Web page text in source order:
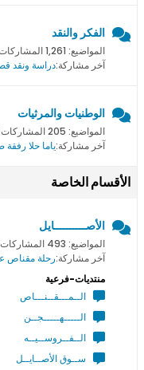
الفكر والنقد
المواضيع: 1,261 المشاركات: 16,324
آخر مشاركة:دراسة ونقد
الوطنيات والمرثيات
المواضيع: 205 المشاركات: 1,552
آخر مشاركة:ياما حلا
الأقسام الخاصة
الأصــــــــــايل
المواضيع: 493 المشاركات: 4,160
آخر مشاركة:رحلة مقناص
منتديات-فرعية
الــمـــقــنـــاص
الـــــهـــــجــن
الــفــروســيــه
ســوق الأصــايــل